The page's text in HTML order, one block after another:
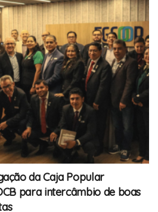
da Caja Popular
para intercâmbio de boas